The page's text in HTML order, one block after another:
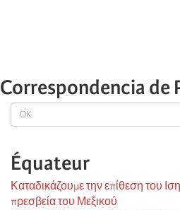
OK
Équateur
Καταδικάζουμε την επίθεση του
πρεσβεία του Μεξικού
Correspondencia de